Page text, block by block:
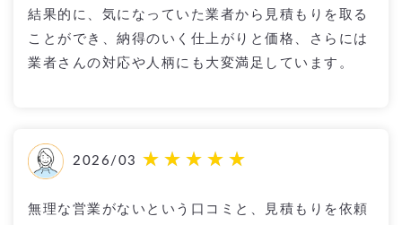
結果的に、気になっていた業者から見積もりを取る
ことができ、納得のいく仕上がりと価格、さらには
業者さんの対応や人柄にも大変満足しています。
2026/03
無理な営業がないという口コミと、見積もりを依頼